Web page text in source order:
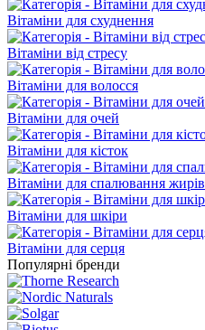
Вітаміни для схуднення
Вітаміни від стресу
Вітаміни для волосся
Вітаміни для очей
Вітаміни для кісток
Вітаміни для спалювання жирів
Вітаміни для шкіри
Вітаміни для серця
Популярні бренди